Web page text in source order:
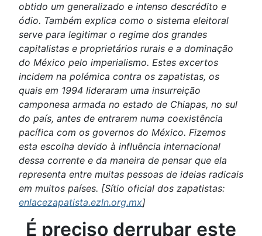
obtido um generalizado e intenso descrédito e
ódio. Também explica como o sistema eleitoral
serve para legitimar o regime dos grandes
capitalistas e proprietários rurais e a dominação
do México pelo imperialismo. Estes excertos
incidem na polémica contra os zapatistas, os
quais em 1994 lideraram uma insurreição
camponesa armada no estado de Chiapas, no sul
do país, antes de entrarem numa coexistência
pacífica com os governos do México. Fizemos
esta escolha devido à influência internacional
dessa corrente e da maneira de pensar que ela
representa entre muitas pessoas de ideias radicais
em muitos países. [Sítio oficial dos zapatistas:
enlacezapatista.ezln.org.mx]
É preciso derrubar este